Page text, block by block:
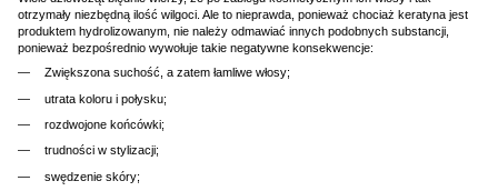
otrzymały niezbędną ilość wilgoci. Ale to nieprawda, ponieważ chociaż keratyna jest
produktem hydrolizowanym, nie należy odmawiać innych podobnych substancji,
ponieważ bezpośrednio wywołuje takie negatywne konsekwencje:
Zwiększona suchość, a zatem łamliwe włosy;
utrata koloru i połysku;
rozdwojone końcówki;
trudności w stylizacji;
swędzenie skóry;